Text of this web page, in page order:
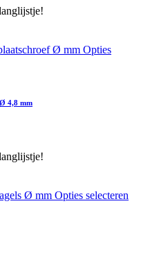
Opties
4,8 mm
Opties selecteren